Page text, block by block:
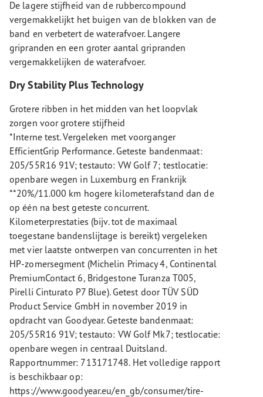
De lagere stijfheid van de rubbercompound
vergemakkelijkt het buigen van de blokken van de
band en verbetert de waterafvoer. Langere
gripranden en een groter aantal gripranden
vergemakkelijken de waterafvoer.
Dry Stability Plus Technology
Grotere ribben in het midden van het loopvlak
zorgen voor grotere stijfheid
*Interne test. Vergeleken met voorganger
EfficientGrip Performance. Geteste bandenmaat:
205/55R16 91V; testauto: VW Golf 7; testlocatie:
openbare wegen in Luxemburg en Frankrijk
**20%/11.000 km hogere kilometerafstand dan de
op één na best geteste concurrent.
Kilometerprestaties (bijv. tot de maximaal
toegestane bandenslijtage is bereikt) vergeleken
met vier laatste ontwerpen van concurrenten in het
HP-zomersegment (Michelin Primacy 4, Continental
PremiumContact 6, Bridgestone Turanza T005,
Pirelli Cinturato P7 Blue). Getest door TÜV SÜD
Product Service GmbH in november 2019 in
opdracht van Goodyear. Geteste bandenmaat:
205/55R16 91V; testauto: VW Golf Mk7; testlocatie:
openbare wegen in centraal Duitsland.
Rapportnummer: 713171748. Het volledige rapport
is beschikbaar op:
https://www.goodyear.eu/en_gb/consumer/tire-